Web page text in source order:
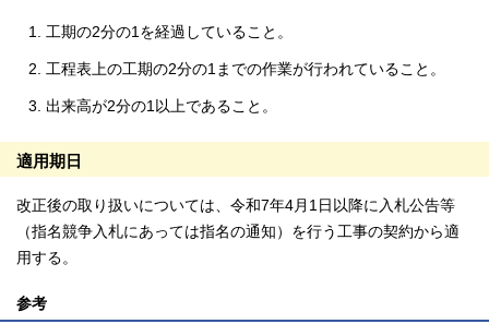
工期の2分の1を経過していること。
工程表上の工期の2分の1までの作業が行われていること。
出来高が2分の1以上であること。
適用期日
改正後の取り扱いについては、令和7年4月1日以降に入札公告等
（指名競争入札にあっては指名の通知）を行う工事の契約から適
用する。
参考